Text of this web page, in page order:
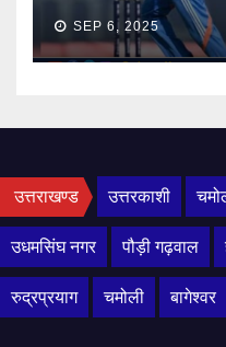
SEP 6, 2025
उत्तराखण्ड उत्तरकाशी
उधमसिंघ नगर पौड़ी गढ़वाल
रुद्रप्रयाग चमोली बागेश्वर